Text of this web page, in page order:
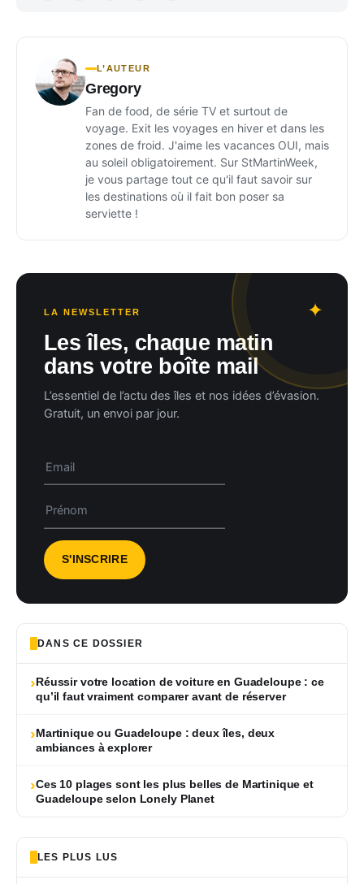
L’AUTEUR
Gregory
Fan de food, de série TV et surtout de
voyage. Exit les voyages en hiver et dans les
zones de froid. J'aime les vacances OUI, mais
au soleil obligatoirement. Sur StMartinWeek,
je vous partage tout ce qu'il faut savoir sur
les destinations où il fait bon poser sa
serviette !
LA NEWSLETTER
Les îles, chaque matin
dans votre boîte mail
L’essentiel de l’actu des îles et nos idées d’évasion.
Gratuit, un envoi par jour.
DANS CE DOSSIER
›Réussir votre location de voiture en Guadeloupe : ce
qu’il faut vraiment comparer avant de réserver
›Martinique ou Guadeloupe : deux îles, deux
ambiances à explorer
›Ces 10 plages sont les plus belles de Martinique et
Guadeloupe selon Lonely Planet
LES PLUS LUS